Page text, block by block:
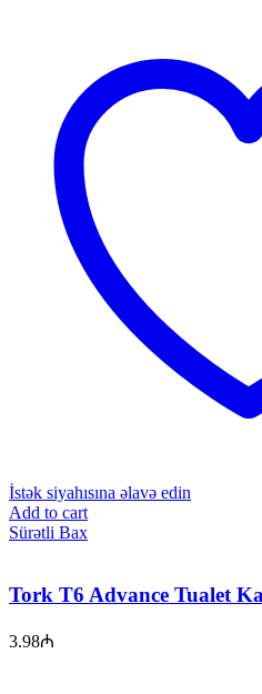
İstək siyahısına əlavə edin
Add to cart
Sürətli Bax
Tork T6 Advance Tualet
3.98₼